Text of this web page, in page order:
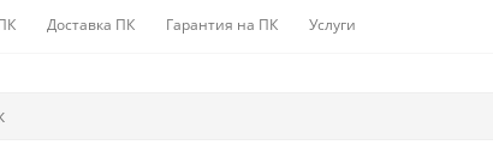
Доставка ПК Гарантия на ПК Услуги